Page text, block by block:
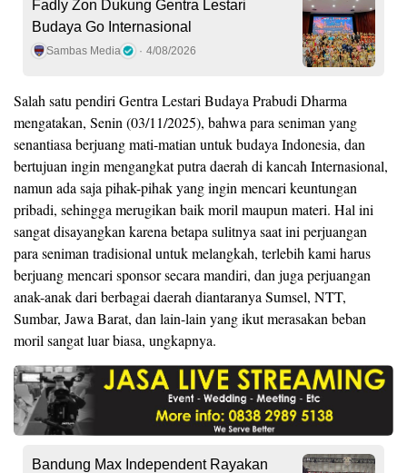
Fadly Zon Dukung Gentra Lestari
Budaya Go Internasional
Sambas Media 4/08/2026
Salah satu pendiri Gentra Lestari Budaya Prabudi Dharma
mengatakan, Senin (03/11/2025), bahwa para seniman yang
senantiasa berjuang mati-matian untuk budaya Indonesia, dan
bertujuan ingin mengangkat putra daerah di kancah Internasional,
namun ada saja pihak-pihak yang ingin mencari keuntungan
pribadi, sehingga merugikan baik moril maupun materi. Hal ini
sangat disayangkan karena betapa sulitnya saat ini perjuangan
para seniman tradisional untuk melangkah, terlebih kami harus
berjuang mencari sponsor secara mandiri, dan juga perjuangan
anak-anak dari berbagai daerah diantaranya Sumsel, NTT,
Sumbar, Jawa Barat, dan lain-lain yang ikut merasakan beban
moril sangat luar biasa, ungkapnya.
Bandung Max Independent Rayakan